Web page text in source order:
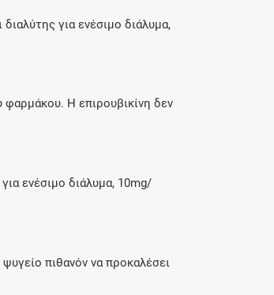
για ενέσιμο διάλυμα,
Η επιρουβικίνη δεν
ενέσιμο διάλυμα, 10mg/
πιθανόν να προκαλέσει